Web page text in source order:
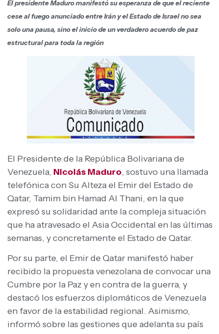
El presidente Maduro manifestó su esperanza de que el reciente
cese al fuego anunciado entre Irán y el Estado de Israel no sea
solo una pausa, sino el inicio de un verdadero acuerdo de paz
estructural para toda la región
El Presidente de la República Bolivariana de
Venezuela, Nicolás Maduro, sostuvo una llamada
telefónica con Su Alteza el Emir del Estado de
Qatar, Tamim bin Hamad Al Thani, en la que
expresó su solidaridad ante la compleja situación
que ha atravesado el Asia Occidental en las últimas
semanas, y concretamente el Estado de Qatar.
Por su parte, el Emir de Qatar manifestó haber
recibido la propuesta venezolana de convocar una
Cumbre por la Paz y en contra de la guerra, y
destacó los esfuerzos diplomáticos de Venezuela
en favor de la estabilidad regional. Asimismo,
informó sobre las gestiones que adelanta su país